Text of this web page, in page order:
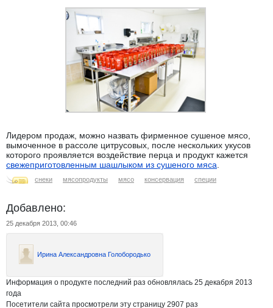
Лидером продаж, можно назвать фирменное сушеное мясо,
вымоченное в рассоле цитрусовых, после нескольких укусов
которого проявляется воздействие перца и продукт кажется
свежеприготовленным шашлыком из сушеного мяса
снеки мясопродукты мясо консервация специи
Добавлено:
25 декабря 2013, 00:46
Ирина Александровна Голобородько
Информация о продукте последний раз обновлялась 25 декабря 2013
года
Посетители сайта просмотрели эту страницу 2907 раз